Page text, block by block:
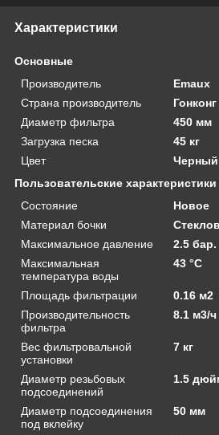
Характеристики
Основные
Производитель
Emaux
Страна производитель
Гонконг
Диаметр фильтра
450 мм
Загрузка песка
45 кг
Цвет
Черный
Пользовательские характеристики
Состояние
Новое
Материал бочки
Максимальное давление
2.5 бар.
Максимальная
температура воды
43 °C
Площадь фильтрации
0.16 м2
Производительность
фильтра
8.1 м3/ч
Вес фильтровальной
установки
7 кг
Диаметр резьбовых
подсоединений
1.5
Диаметр подсоединения
под вклейку
50 мм